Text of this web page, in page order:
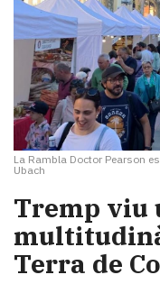
La Rambla Doctor Pearson
Ubach
Tremp viu
Terra de